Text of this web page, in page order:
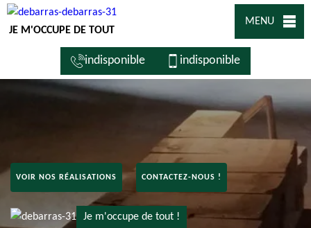
JE M'OCCUPE DE TOUT
MENU
indisponible indisponible
VOIR NOS RÉALISATIONS CONTACTEZ-NOUS !
Je m'occupe de tout !